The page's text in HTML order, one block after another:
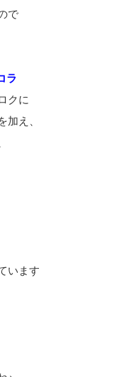
で
ラ
クに
加え、
います